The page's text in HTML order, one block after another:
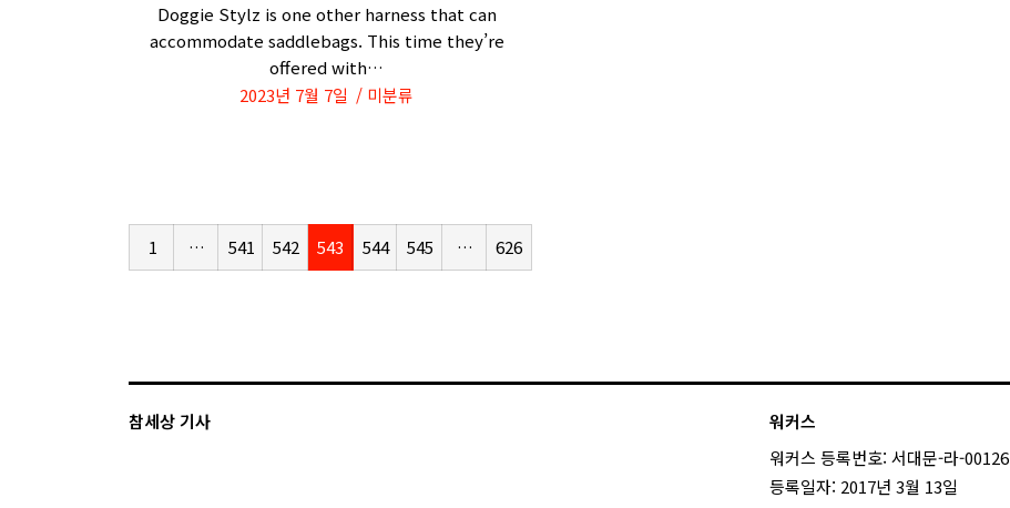
Doggie Stylz is one other harness that can
accommodate saddlebags. This time they’re
offered with…
2023년 7월 7일
미분류
1 … 541 542 543 544 545 … 626
참세상 기사
워커스
워커스 등록번호: 서대문-라-00126
등록일자: 2017년 3월 13일